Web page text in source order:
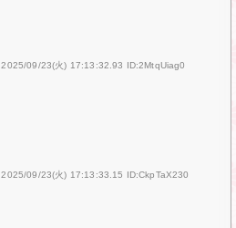
2025/09/23(火) 17:13:32.93 ID:2MtqUiag0
2025/09/23(火) 17:13:33.15 ID:CkpTaX230